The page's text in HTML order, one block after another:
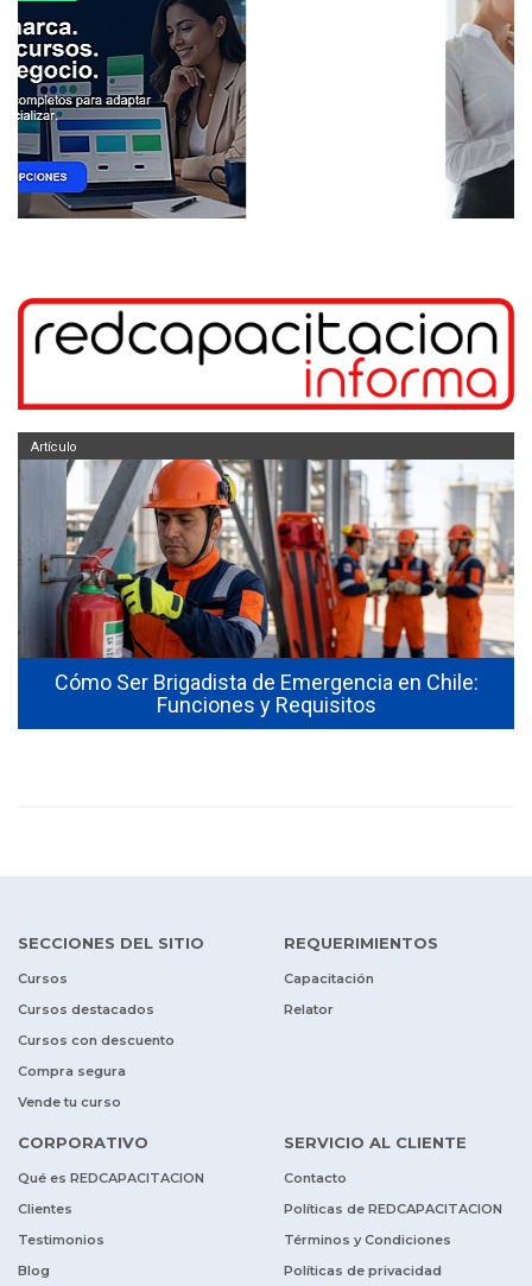
Cómo Ser Brigadista de Emergencia en Chile:
Funciones y Requisitos
Artículo
SECCIONES DEL SITIO
Cursos
Cursos destacados
Cursos con descuento
Compra segura
Vende tu curso
REQUERIMIENTOS
Capacitación
Relator
CORPORATIVO
Qué es REDCAPACITACION
Clientes
Testimonios
Blog
SERVICIO AL CLIENTE
Contacto
Políticas de REDCAPACITACION
Términos y Condiciones
Políticas de privacidad